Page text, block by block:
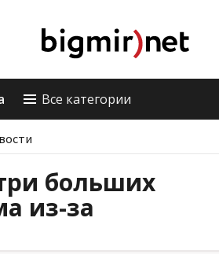
Все категории
больших
из-за